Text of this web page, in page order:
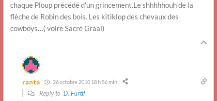
chaque Ploup précédé d’un grincement.Le shhhhhouh de la
flèche de Robin des bois. Les kitiklop des chevaux des
cowboys…( voire Sacré Graal)
ranta 26 octobre 2010 18 h 56 min
Reply to D. Furtif